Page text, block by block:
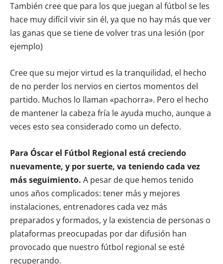
También cree que para los que juegan al fútbol se les
hace muy difícil vivir sin él, ya que no hay más que ver
las ganas que se tiene de volver tras una lesión (por
ejemplo)
Cree que su mejor virtud es la tranquilidad, el hecho
de no perder los nervios en ciertos momentos del
partido. Muchos lo llaman «pachorra». Pero el hecho
de mantener la cabeza fría le ayuda mucho, aunque a
veces esto sea considerado como un defecto.
Para Óscar el Fútbol Regional está creciendo
nuevamente, y por suerte, va teniendo cada vez
más seguimiento. A pesar de que hemos tenido
unos años complicados: tener más y mejores
instalaciones, entrenadores cada vez más
preparados y formados, y la existencia de personas o
plataformas preocupadas por dar difusión han
provocado que nuestro fútbol regional se esté
recuperando.